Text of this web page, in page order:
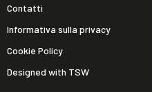
Contatti
Informativa sulla privacy
Cookie Policy
Designed with TSW